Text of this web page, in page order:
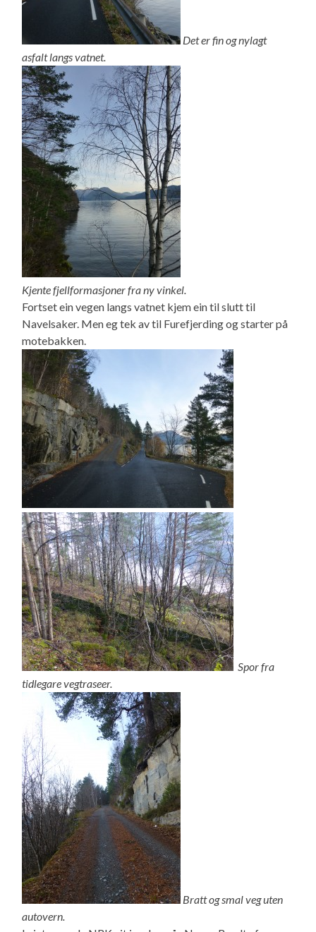
Det er fin og nylagt
asfalt langs vatnet.
Kjente fjellformasjoner fra ny vinkel.
Fortset ein vegen langs vatnet kjem ein til slutt til
Navelsaker. Men eg tek av til Furefjerding og starter på
motebakken.
Spor fra
tidlegare vegtraseer.
Bratt og smal veg uten
autovern.